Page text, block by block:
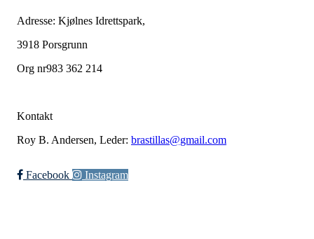
Adresse: Kjølnes Idrettspark,
3918 Porsgrunn
Org nr983 362 214
Kontakt
Roy B. Andersen, Leder: brastillas@gmail.com
Facebook Instagram